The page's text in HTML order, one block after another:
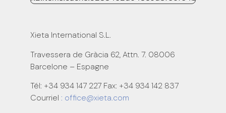
Xieta International S.L.
Travessera de Gràcia 62, Attn. 7. 08006
Barcelone – Espagne
Tél: +34 934 147 227 Fax: +34 934 142 837
Courriel : office@xieta.com